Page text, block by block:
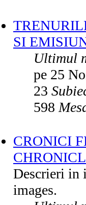
SI
Ultimul
pe 25
23
598
CRONICI
Descrieri in
images.